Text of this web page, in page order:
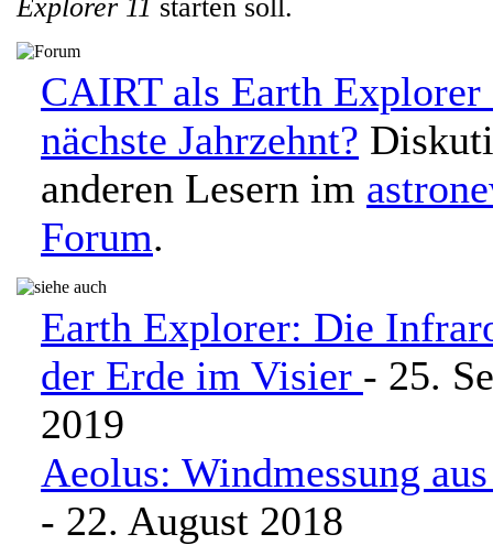
Explorer 11 starten soll.
CAIRT als Earth Explorer
nächste Jahrzehnt?
anderen Lesern im
Forum.
Earth Explorer: Die
der Erde im Visier - 25.
2019
Aeolus: Windmessung
- 22. August 2018